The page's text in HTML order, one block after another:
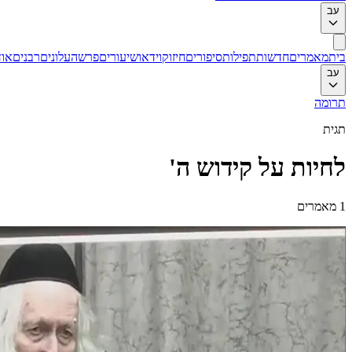
עב
ביתמאמריםחדשותתפילותסיפוריםחיזוקוידאושיעוריםפרשהעלוניםרבנים
עב
תרומה
תגית
לחיות על קידוש ה'
1 מאמרים